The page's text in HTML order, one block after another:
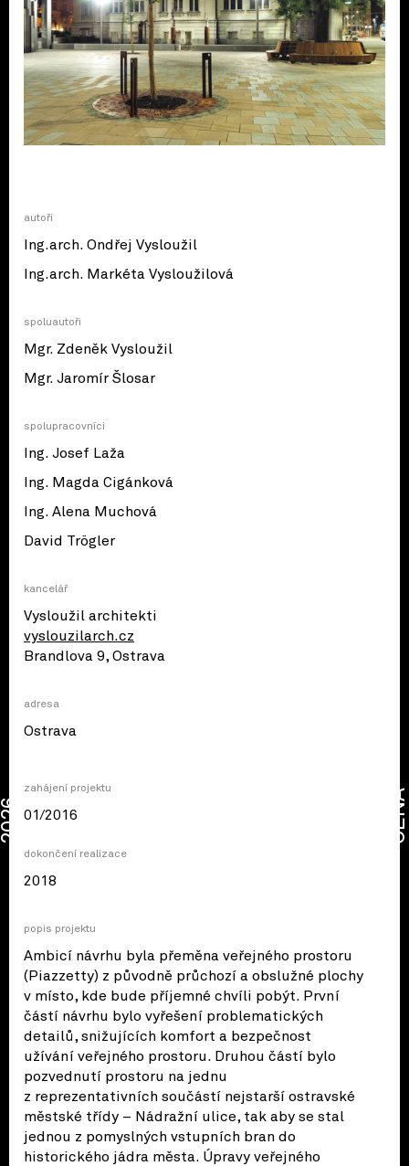
autoři
Ing.arch. Ondřej Vysloužil
Ing.arch. Markéta Vysloužilová
spoluautoři
Mgr. Zdeněk Vysloužil
Mgr. Jaromír Šlosar
spolupracovníci
Ing. Josef Laža
Ing. Magda Cigánková
Ing. Alena Muchová
David Trögler
kancelář
Vysloužil architekti
vyslouzilarch.cz
Brandlova 9, Ostrava
adresa
Ostrava
zahájení projektu
01/2016
dokončení realizace
2018
popis projektu
Ambicí návrhu byla přeměna veřejného prostoru
(Piazzetty) z původně průchozí a obslužné plochy
v místo, kde bude příjemné chvíli pobýt. První
částí návrhu bylo vyřešení problematických
detailů, snižujících komfort a bezpečnost
užívání veřejného prostoru. Druhou částí bylo
pozvednutí prostoru na jednu
z reprezentativních součástí nejstarší ostravské
městské třídy – Nádražní ulice, tak aby se stal
jednou z pomyslných vstupních bran do
historického jádra města. Úpravy veřejného
2026 CENA